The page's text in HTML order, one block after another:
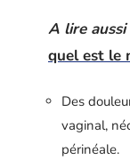
A lire aussi
quel est le
Des
vaginal,
périnéale.